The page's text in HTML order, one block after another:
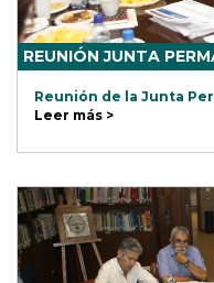
REUNIÓN JUNTA
Reunión de la Junta
Leer más >